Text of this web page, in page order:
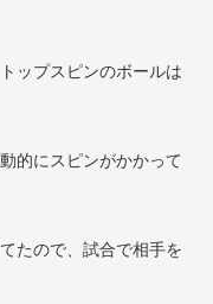
ップスピンのボールは
的にスピンがかかって
たので、試合で相手を